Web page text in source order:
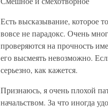
Есть высказывание, которое
вовсе не парадокс. Очень
проверяются на прочность
его высмеять невозможно.
серьезно, как кажется.
Признаюсь, я очень плохой
начальством. За что иногда